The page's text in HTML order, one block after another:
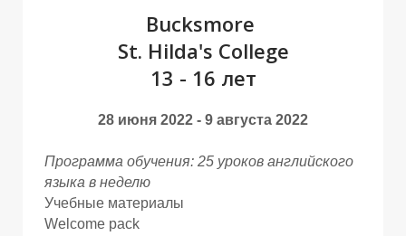
Bucksmore
St. Hilda's College
13 - 16 лет
28 июня 2022 - 9 августа 2022
Программа обучения: 25 уроков английского
языка в неделю
Учебные материалы
Welcome pack